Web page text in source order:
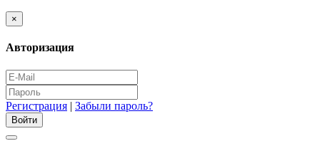
×
Авторизация
Регистрация | Забыли пароль?